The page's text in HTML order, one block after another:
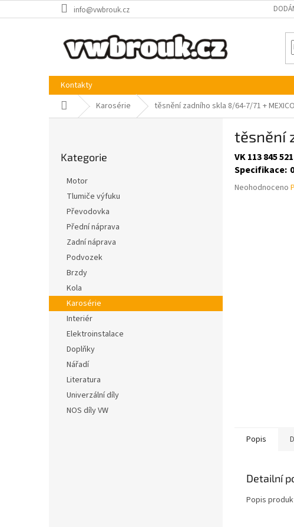
na
info@vwbrouk.cz
Kontakty
Domů Karosérie těsnění zadního skla 8/64-7/71 +
l
kategorie
Kategorie
Motor
Tlumiče výfuku
Převodovka
Přední náprava
Zadní náprava
Podvozek
Brzdy
Kola
Karosérie
Interiér
Elektroinstalace
Doplňky
Nářadí
Literatura
Univerzální díly
NOS díly VW
těsnění
VK 113 845
Specifikace:
Průměrné
Neohodnoceno
Popis
Detailní
Popis